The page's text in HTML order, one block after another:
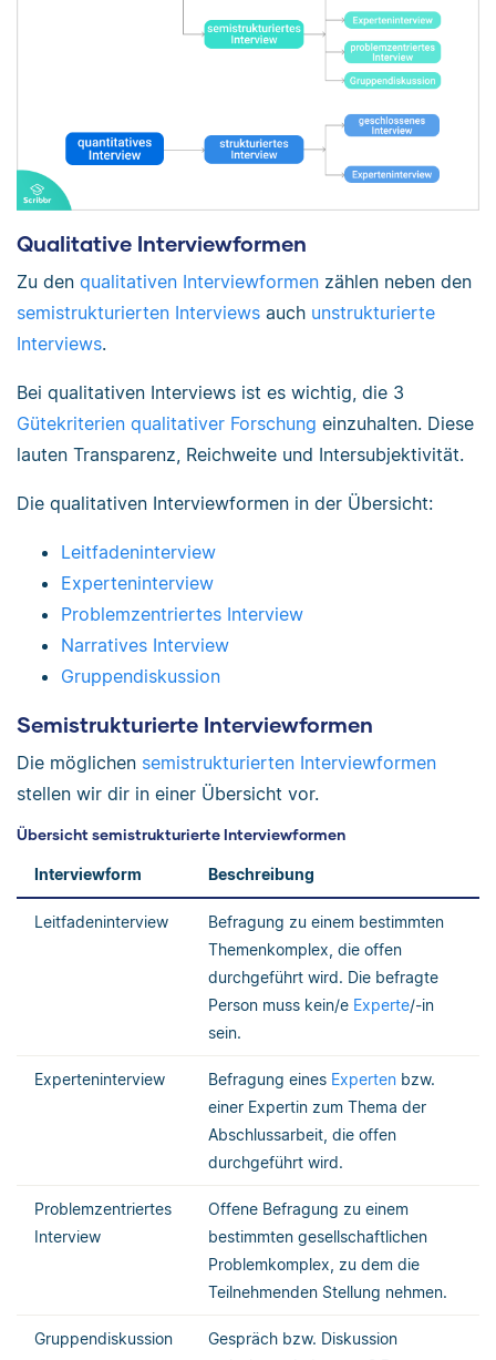
Qualitative Interviewformen
Zu den qualitativen Interviewformen zählen neben den
semistrukturierten Interviews auch unstrukturierte
Interviews.
Bei qualitativen Interviews ist es wichtig, die 3
Gütekriterien qualitativer Forschung einzuhalten. Diese
lauten Transparenz, Reichweite und Intersubjektivität.
Die qualitativen Interviewformen in der Übersicht:
Leitfadeninterview
Experteninterview
Problemzentriertes Interview
Narratives Interview
Gruppendiskussion
Semistrukturierte Interviewformen
Die möglichen semistrukturierten Interviewformen
stellen wir dir in einer Übersicht vor.
Übersicht semistrukturierte Interviewformen
Interviewform Beschreibung
Leitfadeninterview
Befragung zu einem bestimmten
Themenkomplex, die offen
durchgeführt wird. Die befragte
Person muss kein/e Experte/-in
sein.
Experteninterview Befragung eines Experten bzw.
einer Expertin zum Thema der
Abschlussarbeit, die offen
durchgeführt wird.
Problemzentriertes
Interview
Offene Befragung zu einem
bestimmten gesellschaftlichen
Problemkomplex, zu dem die
Teilnehmenden Stellung nehmen.
Gruppendiskussion
Gespräch bzw. Diskussion